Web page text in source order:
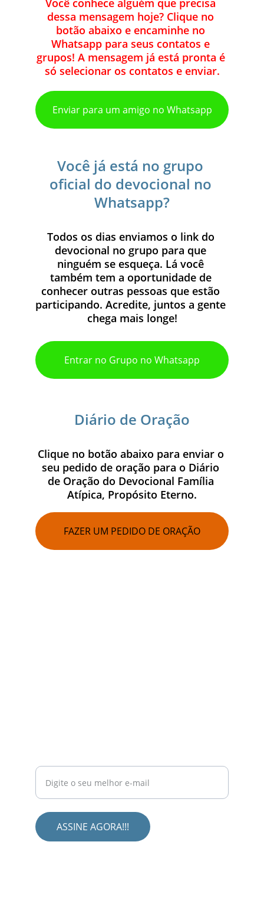
Enviar para um amigo no Whatsapp
Entrar no Grupo no Whatsapp
Você conhece alguém que precisa
dessa mensagem hoje? Clique no
botão abaixo e encaminhe no
Whatsapp para seus contatos e
grupos! A mensagem já está pronta é
só selecionar os contatos e enviar.
Você já está no grupo
oficial do devocional no
Whatsapp?
Todos os dias enviamos o link do
devocional no grupo para que
ninguém se esqueça. Lá você
também tem a oportunidade de
conhecer outras pessoas que estão
participando. Acredite, juntos a gente
chega mais longe!
Diário de Oração
Clique no botão abaixo para enviar o
seu pedido de oração para o Diário
de Oração do Devocional Família
Atípica, Propósito Eterno.
FAZER UM PEDIDO DE ORAÇÃO
ASSINE AGORA!!!